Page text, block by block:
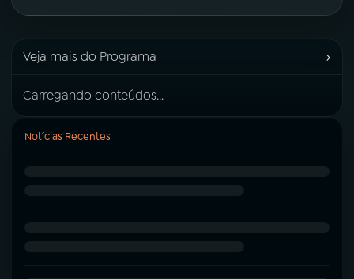
Veja mais do Programa ›
Carregando conteúdos...
Notícias Recentes